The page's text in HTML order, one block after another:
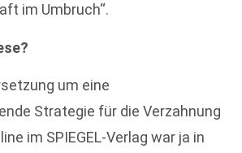
im Umbruch“.
um eine
Strategie für die Verzahnung
im SPIEGEL-Verlag war ja in